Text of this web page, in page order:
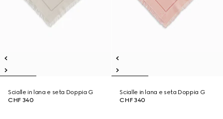
Scialle in lana e seta Doppia G
CHF 340
Scialle in lana e seta Doppia G
CHF 340